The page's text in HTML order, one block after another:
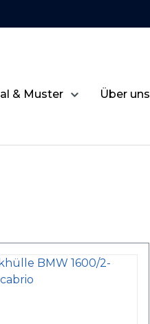
& Muster Über uns